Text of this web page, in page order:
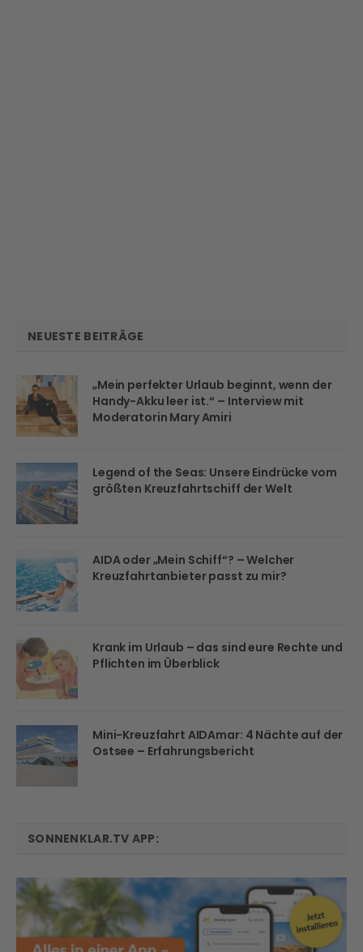
NEUESTE BEITRÄGE
„Mein perfekter Urlaub beginnt, wenn der
Handy-Akku leer ist.“ – Interview mit
Moderatorin Mary Amiri
Legend of the Seas: Unsere Eindrücke vom
größten Kreuzfahrtschiff der Welt
AIDA oder „Mein Schiff“? – Welcher
Kreuzfahrtanbieter passt zu mir?
Krank im Urlaub – das sind eure Rechte und
Pflichten im Überblick
Mini-Kreuzfahrt AIDAmar: 4 Nächte auf der
Ostsee – Erfahrungsbericht
SONNENKLAR.TV APP: